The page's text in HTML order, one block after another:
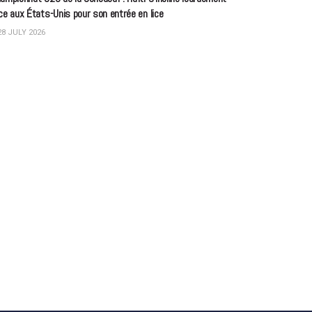
aux États-Unis pour son entrée en lice
JULY 2026